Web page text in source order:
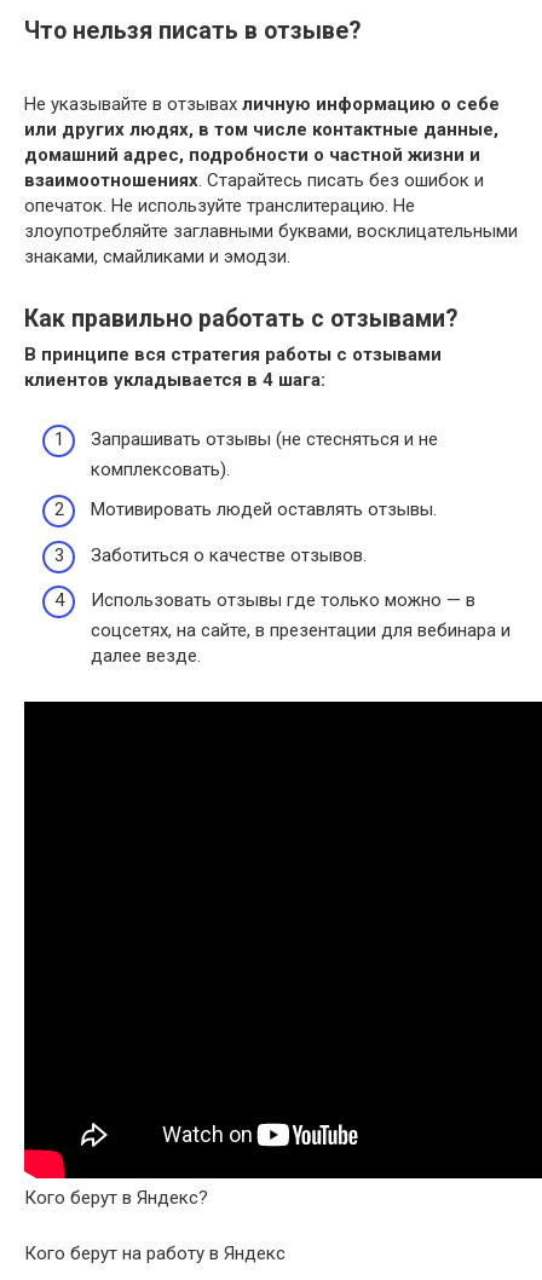
Что нельзя писать в отзыве?
Не указывайте в отзывах личную информацию о себе
или других людях, в том числе контактные данные,
домашний адрес, подробности о частной жизни и
взаимоотношениях. Старайтесь писать без ошибок и
опечаток. Не используйте транслитерацию. Не
злоупотребляйте заглавными буквами, восклицательными
знаками, смайликами и эмодзи.
Как правильно работать с отзывами?
В принципе вся стратегия работы с отзывами
клиентов укладывается в 4 шага:
Запрашивать отзывы (не стесняться и не
комплексовать).
Мотивировать людей оставлять отзывы.
Заботиться о качестве отзывов.
Использовать отзывы где только можно — в
соцсетях, на сайте, в презентации для вебинара и
далее везде.
Кого берут в Яндекс?
Кого берут на работу в Яндекс